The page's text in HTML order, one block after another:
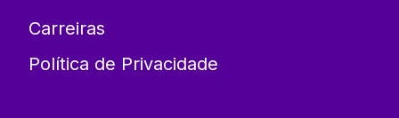
Carreiras
Política de Privacidade